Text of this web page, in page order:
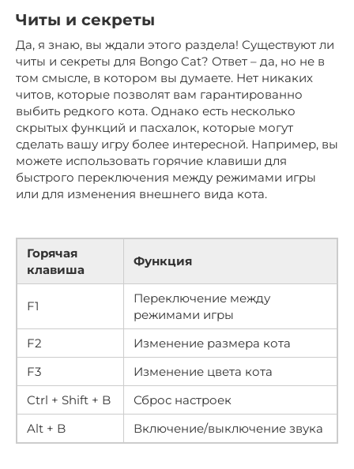
Читы и секреты
Да, я знаю, вы ждали этого раздела! Существуют ли
читы и секреты для Bongo Cat? Ответ – да, но не в
том смысле, в котором вы думаете. Нет никаких
читов, которые позволят вам гарантированно
выбить редкого кота. Однако есть несколько
скрытых функций и пасхалок, которые могут
сделать вашу игру более интересной. Например, вы
можете использовать горячие клавиши для
быстрого переключения между режимами игры
или для изменения внешнего вида кота.
Горячая
клавиша
Функция
F1
Переключение между
режимами игры
F2
Изменение размера кота
F3
Изменение цвета кота
Ctrl + Shift + B
Сброс настроек
Alt + B
Включение/выключение звука